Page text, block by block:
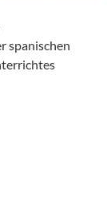
spanischen